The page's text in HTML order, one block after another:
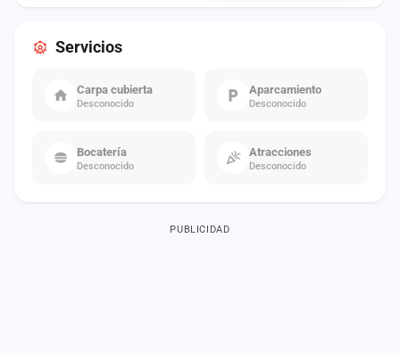
Servicios
Carpa cubierta
Desconocido
Aparcamiento
Desconocido
Bocatería
Desconocido
Atracciones
Desconocido
PUBLICIDAD